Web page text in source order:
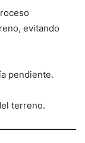
evitando
pendiente.
terreno.